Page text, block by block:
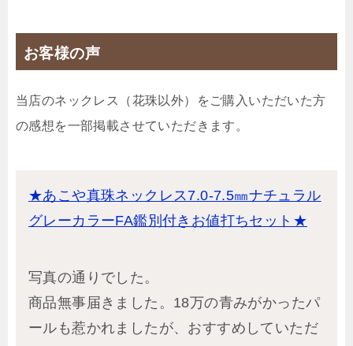
お客様の声
当店のネックレス（花珠以外）をご購入いただいた方
の感想を一部掲載させていただきます。
★あこや真珠ネックレス7.0-7.5㎜ナチュラル
グレーカラーFA鑑別付きお値打ちセット★
写真の通りでした。
商品無事届きました。18万の青みがかったパ
ールも惹かれましたが、おすすめしていただ